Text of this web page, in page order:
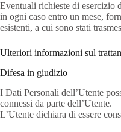
Eventuali richieste di esercizio
in ogni caso entro un mese,
esistenti, a cui sono stati
Ulteriori informazioni sul
Difesa in giudizio
I Dati Personali dell’Utente
connessi da parte dell’Utente.
L’Utente dichiara di essere